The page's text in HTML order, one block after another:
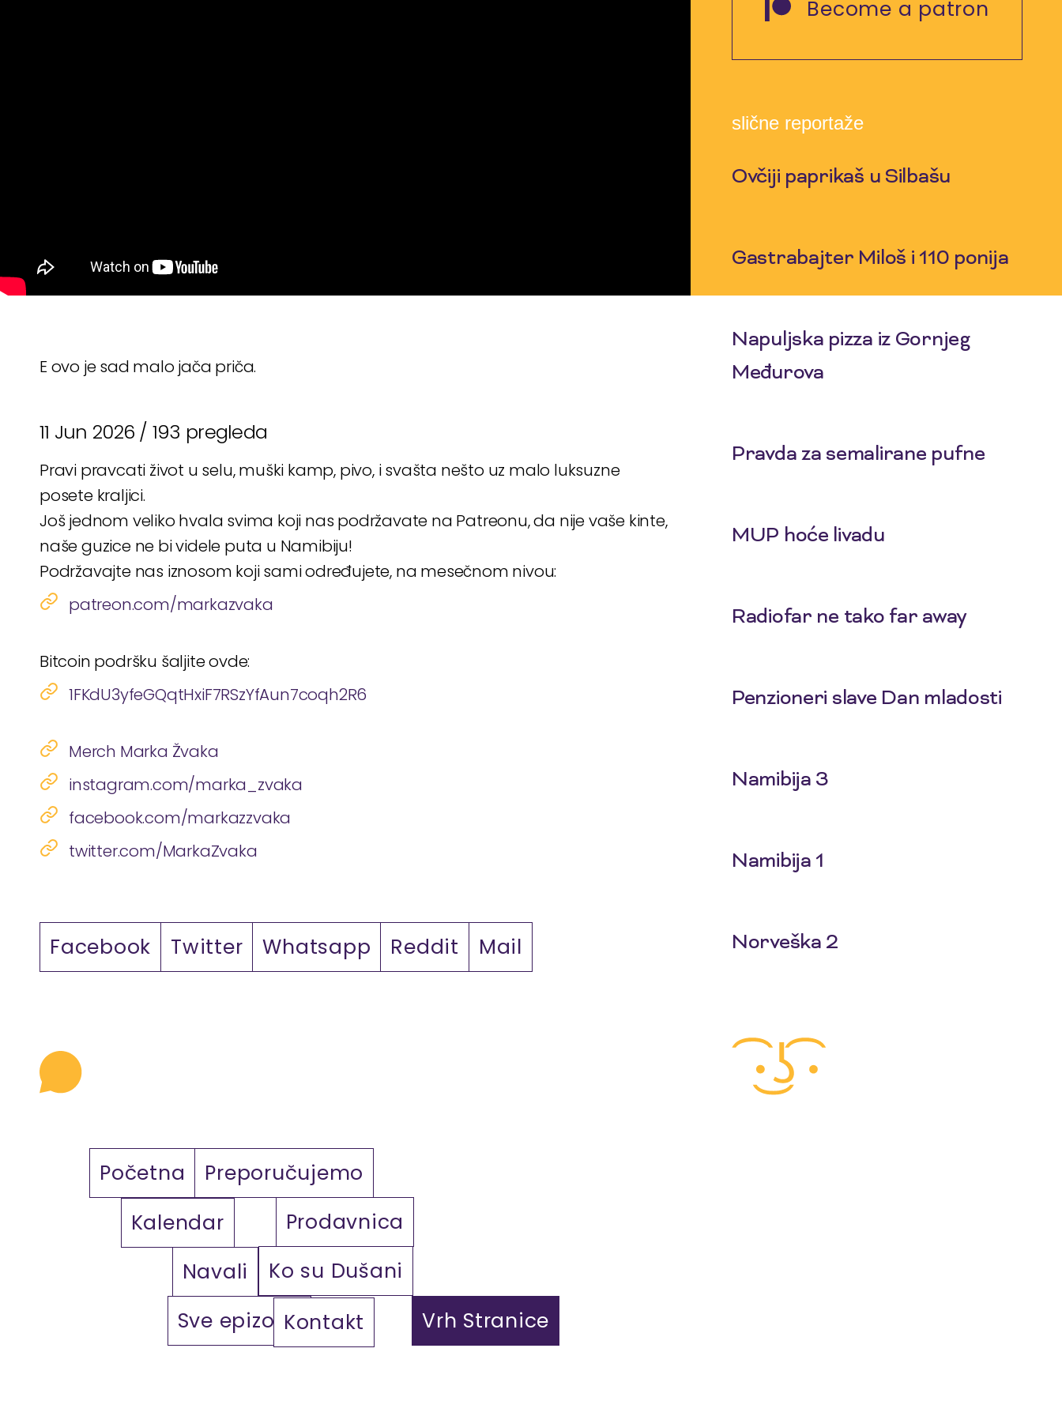
E ovo je sad malo jača priča.
11 Jun 2026 / 193 pregleda
Pravi pravcati život u selu, muški kamp, pivo, i svašta nešto uz malo luksuzne
posete kraljici.
Još jednom veliko hvala svima koji nas podržavate na Patreonu, da nije vaše kinte,
naše guzice ne bi videle puta u Namibiju!
Podržavajte nas iznosom koji sami određujete, na mesečnom nivou:
patreon.com/markazvaka
Bitcoin podršku šaljite ovde:
1FKdU3yfeGQqtHxiF7RSzYfAun7coqh2R6
Merch Marka Žvaka
instagram.com/marka_zvaka
facebook.com/markazzvaka
twitter.com/MarkaZvaka
Facebook Twitter Whatsapp Reddit Mail
Početna
Preporučujemo
Kalendar
Prodavnica
Navali
Ko su Dušani
Sve epizodeKontakt Vrh Stranice
Become a patron
slične reportaže
Ovčiji paprikaš u Silbašu
Gastrabajter Miloš i 110 ponija
Napuljska pizza iz Gornjeg
Međurova
Pravda za semalirane pufne
MUP hoće livadu
Radiofar ne tako far away
Penzioneri slave Dan mladosti
Namibija 3
Namibija 1
Norveška 2